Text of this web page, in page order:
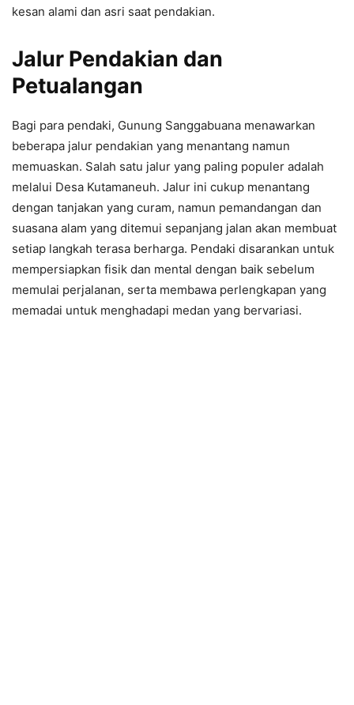
kesan alami dan asri saat pendakian.
Jalur Pendakian dan
Petualangan
Bagi para pendaki, Gunung Sanggabuana menawarkan
beberapa jalur pendakian yang menantang namun
memuaskan. Salah satu jalur yang paling populer adalah
melalui Desa Kutamaneuh. Jalur ini cukup menantang
dengan tanjakan yang curam, namun pemandangan dan
suasana alam yang ditemui sepanjang jalan akan membuat
setiap langkah terasa berharga. Pendaki disarankan untuk
mempersiapkan fisik dan mental dengan baik sebelum
memulai perjalanan, serta membawa perlengkapan yang
memadai untuk menghadapi medan yang bervariasi.